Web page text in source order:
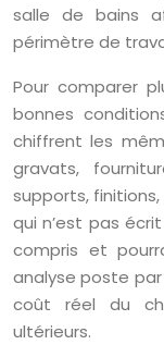
salle de bains
périmètre de
Pour comparer
bonnes
chiffrent les
gravats,
supports,
qui n’est pas
compris et
analyse poste
coût réel du
ultérieurs.